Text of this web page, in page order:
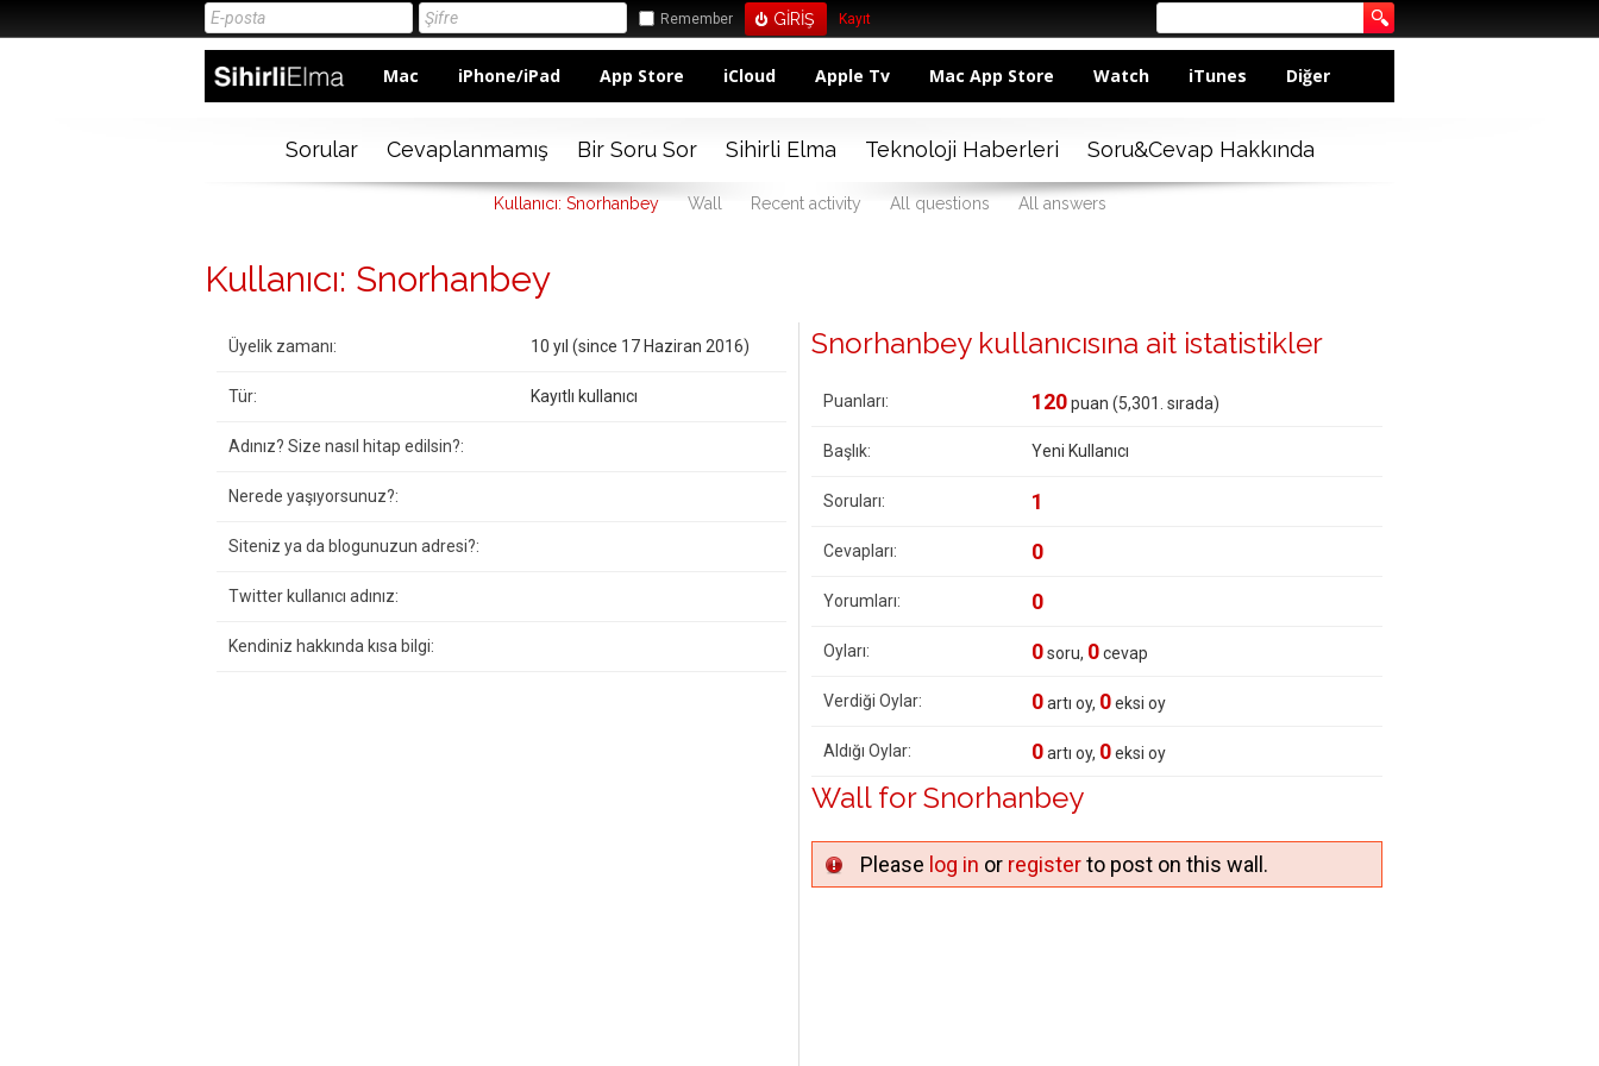
Remember Kayıt
Mac iPhone/iPad App Store iCloud Apple Tv Mac App Store Watch iTunes Diğer
Sorular Cevaplanmamış Bir Soru Sor Sihirli Elma Teknoloji Haberleri Soru&Cevap Hakkında
Kullanıcı: Snorhanbey Wall Recent activity All questions All answers
Kullanıcı: Snorhanbey
Üyelik zamanı: 10 yıl (since 17 Haziran 2016)
Tür: Kayıtlı kullanıcı
Adınız? Size nasıl hitap edilsin?:
Nerede yaşıyorsunuz?:
Siteniz ya da blogunuzun adresi?:
Twitter kullanıcı adınız:
Kendiniz hakkında kısa bilgi:
Snorhanbey kullanıcısına ait istatistikler
Puanları: 120puan (5,301 . sırada)
Başlık: Yeni Kullanıcı
Soruları: 1
Cevapları: 0
Yorumları: 0
Oyları: 0soru, 0cevap
Verdiği Oylar: 0artı oy, 0eksi oy
Aldığı Oylar: 0artı oy, 0eksi oy
Wall for Snorhanbey
Please log in or registerto post on this wall.